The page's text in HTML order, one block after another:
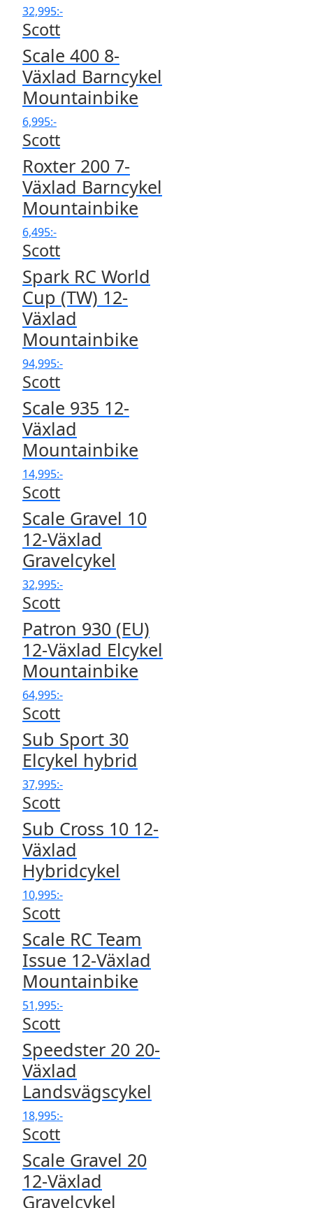
32,995:-
Scott
Scale 400 8-
Växlad Barncykel
Mountainbike
6,995:-
Scott
Roxter 200 7-
Växlad Barncykel
Mountainbike
6,495:-
Scott
Spark RC World
Cup (TW) 12-
Växlad
Mountainbike
94,995:-
Scott
Scale 935 12-
Växlad
Mountainbike
14,995:-
Scott
Scale Gravel 10
12-Växlad
Gravelcykel
32,995:-
Scott
Patron 930 (EU)
12-Växlad Elcykel
Mountainbike
64,995:-
Scott
Sub Sport 30
Elcykel hybrid
37,995:-
Scott
Sub Cross 10 12-
Växlad
Hybridcykel
10,995:-
Scott
Scale RC Team
Issue 12-Växlad
Mountainbike
51,995:-
Scott
Speedster 20 20-
Växlad
Landsvägscykel
18,995:-
Scott
Scale Gravel 20
12-Växlad
Gravelcykel